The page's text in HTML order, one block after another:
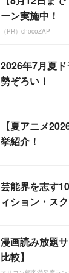
ーン実施中！
（PR）chocoZAP
2026年7月夏
勢ぞろい！
【夏アニメ
挙紹介！
芸能界を志す
ィション・ス
漫画読み放題
比較】